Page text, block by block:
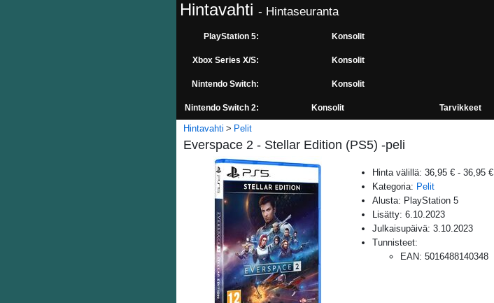
Hintavahti - Hintaseuranta
PlayStation 5: Konsolit
Xbox Series X/S: Konsolit
Nintendo Switch: Konsolit
Nintendo Switch 2: Konsolit Tarvikkeet
Hintavahti Pelit
Everspace 2 - Stellar Edition (PS5) -peli
Hinta välillä: 36,95 € - 36,95 €
Kategoria: Pelit
Alusta: PlayStation 5
Lisätty: 6.10.2023
Julkaisupäivä: 3.10.2023
Tunnisteet:
EAN: 5016488140348